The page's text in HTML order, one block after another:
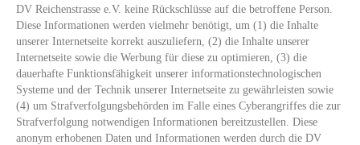
DV Reichenstrasse e.V. keine Rückschlüsse auf die betroffene Person.
Diese Informationen werden vielmehr benötigt, um (1) die Inhalte
unserer Internetseite korrekt auszuliefern, (2) die Inhalte unserer
Internetseite sowie die Werbung für diese zu optimieren, (3) die
dauerhafte Funktionsfähigkeit unserer informationstechnologischen
Systeme und der Technik unserer Internetseite zu gewährleisten sowie
(4) um Strafverfolgungsbehörden im Falle eines Cyberangriffes die zur
Strafverfolgung notwendigen Informationen bereitzustellen. Diese
anonym erhobenen Daten und Informationen werden durch die DV